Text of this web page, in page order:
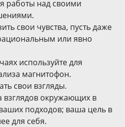
работы над своими
свои чувства, пусть даже
или явно
используйте для
магнитофон.
свои взгляды.
взглядов окружающих в
подходов; ваша цель в
для себя.